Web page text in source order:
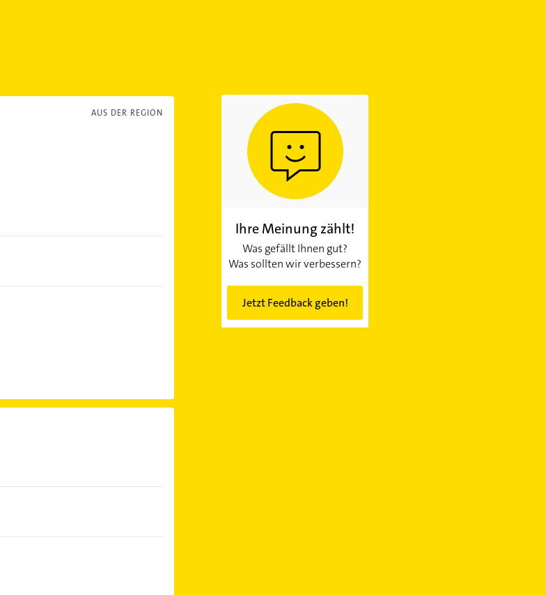
AUS DER REGION
Ihre Meinung zählt!
Was gefällt Ihnen gut?
Was sollten wir verbessern?
Jetzt Feedback geben!